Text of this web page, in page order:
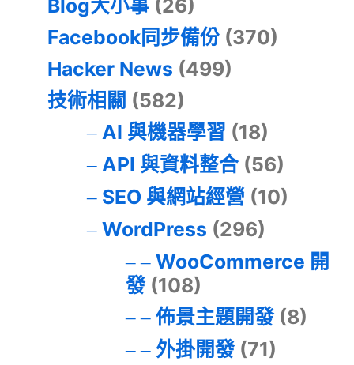
Blog大小事 (26)
Facebook同步備份 (370)
Hacker News (499)
技術相關 (582)
AI 與機器學習 (18)
API 與資料整合(56)
SEO 與網站經營 (10)
WordPress (296)
WooCommerce 開
發(108)
佈景主題開發(8)
外掛開發(71)